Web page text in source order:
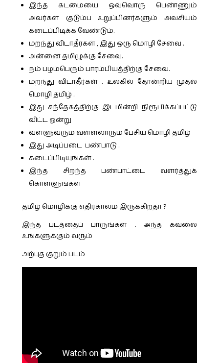
இந்த கடமையை ஒவ்வொரு பெண்ணும்
அவர்கள் குடும்ப உறுப்பினர்களும் அவசியம்
கடைப்பிடிக்க வேண்டும்.
மறந்து விடாதீர்கள் , இது ஒரு மொழி சேவை .
அன்னை தமிழுக்கு சேவை.
நம் பழம்பெரும் பாரம்பியத்திற்கு சேவை.
மறந்து விடாதீர்கள் . உலகில் தோன்றிய முதல்
மொழி தமிழ் .
இது சந்தேகத்திற்கு இடமின்றி நிரூபிக்கப்பட்டு
விட்ட ஒன்று
வள்ளுவரும் வள்ளலாரும் பேசிய மொழி தமிழ்
இது அடிப்படை பண்பாடு .
கடைப்பிடியுங்கள் .
இந்த சிறந்த பண்பாட்டை வளர்த்துக்
கொள்ளுங்கள்
தமிழ் மொழிக்கு எதிர்காலம் இருக்கிறதா ?
இந்த படத்தைப் பாருங்கள் . அந்த கவலை
உங்களுக்கும் வரும்
அற்புத குறும் படம்